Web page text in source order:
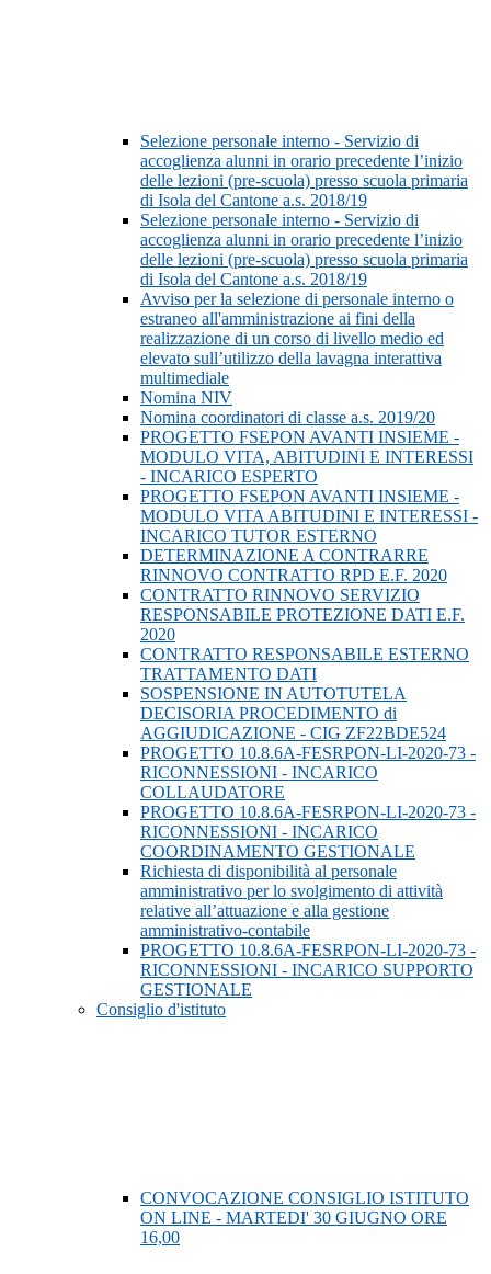
Selezione personale interno - Servizio di
accoglienza alunni in orario precedente l’inizio
delle lezioni (pre-scuola) presso scuola primaria
di Isola del Cantone a.s. 2018/19
Selezione personale interno - Servizio di
accoglienza alunni in orario precedente l’inizio
delle lezioni (pre-scuola) presso scuola primaria
di Isola del Cantone a.s. 2018/19
Avviso per la selezione di personale interno o
estraneo all'amministrazione ai fini della
realizzazione di un corso di livello medio ed
elevato sull’utilizzo della lavagna interattiva
multimediale
Nomina NIV
Nomina coordinatori di classe a.s. 2019/20
PROGETTO FSEPON AVANTI INSIEME -
MODULO VITA, ABITUDINI E INTERESSI
- INCARICO ESPERTO
PROGETTO FSEPON AVANTI INSIEME -
MODULO VITA ABITUDINI E INTERESSI -
INCARICO TUTOR ESTERNO
DETERMINAZIONE A CONTRARRE
RINNOVO CONTRATTO RPD E.F. 2020
CONTRATTO RINNOVO SERVIZIO
RESPONSABILE PROTEZIONE DATI E.F.
2020
CONTRATTO RESPONSABILE ESTERNO
TRATTAMENTO DATI
SOSPENSIONE IN AUTOTUTELA
DECISORIA PROCEDIMENTO di
AGGIUDICAZIONE - CIG ZF22BDE524
PROGETTO 10.8.6A-FESRPON-LI-2020-73 -
RICONNESSIONI - INCARICO
COLLAUDATORE
PROGETTO 10.8.6A-FESRPON-LI-2020-73 -
RICONNESSIONI - INCARICO
COORDINAMENTO GESTIONALE
Richiesta di disponibilità al personale
amministrativo per lo svolgimento di attività
relative all’attuazione e alla gestione
amministrativo-contabile
PROGETTO 10.8.6A-FESRPON-LI-2020-73 -
RICONNESSIONI - INCARICO SUPPORTO
GESTIONALE
Consiglio d'istituto
CONVOCAZIONE CONSIGLIO ISTITUTO
ON LINE - MARTEDI' 30 GIUGNO ORE
16,00